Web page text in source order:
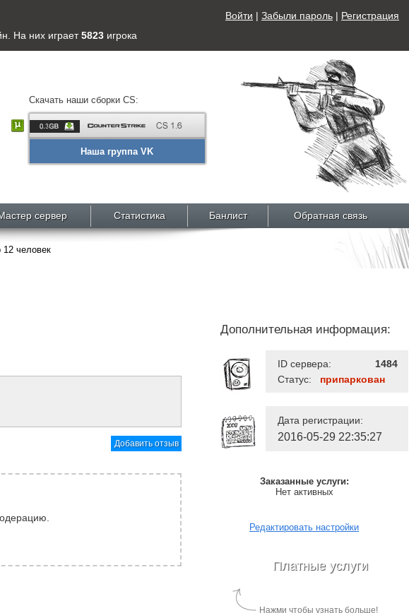
Войти | Забыли пароль | Регистрация
На них играет5823 игрока
Скачать наши сборки CS:
Наша группа VK
сервер Статистика Банлист Обратная связь
12 человек
Добавить отзыв
Дополнительная информация:
ID сервера:
1484
Статус:
припаркован
Дата регистрации:
2016-05-29 22:35:27
Заказанные услуги:
Нет активных
Редактировать настройки
Платные услуги
Нажми чтобы узнать больше!